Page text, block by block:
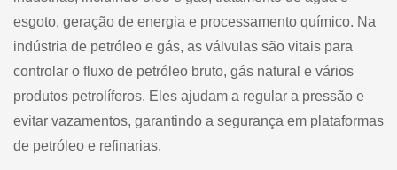
esgoto, geração de energia e processamento químico. Na
indústria de petróleo e gás, as válvulas são vitais para
controlar o fluxo de petróleo bruto, gás natural e vários
produtos petrolíferos. Eles ajudam a regular a pressão e
evitar vazamentos, garantindo a segurança em plataformas
de petróleo e refinarias.